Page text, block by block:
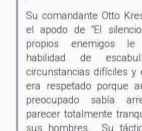
Su comandante Otto
el apodo de “El
propios enemigos
habilidad de
circunstancias difíciles y
era respetado porque
preocupado sabía
parecer totalmente
sus hombres. Su